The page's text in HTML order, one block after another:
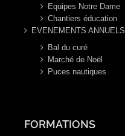
Equipes Notre Dame
Chantiers éducation
EVENEMENTS ANNUELS
Bal du curé
Marché de Noël
Puces nautiques
FORMATIONS